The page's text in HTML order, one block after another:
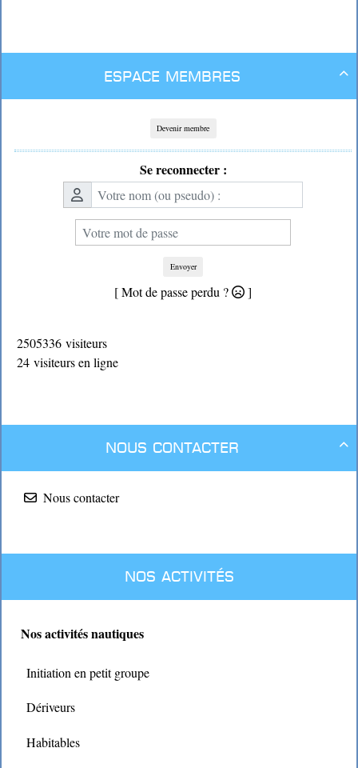

Espace membres
Devenir membre
Se reconnecter :
Envoyer
[ Mot de passe perdu ? ]
2505336 visiteurs
24 visiteurs en ligne

Nous contacter
Nous contacter
Nos activités
Nos activités nautiques
Initiation en petit groupe
Dériveurs
Habitables